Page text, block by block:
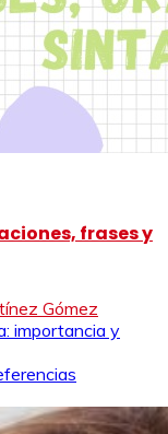
frases y
Gómez
importancia y